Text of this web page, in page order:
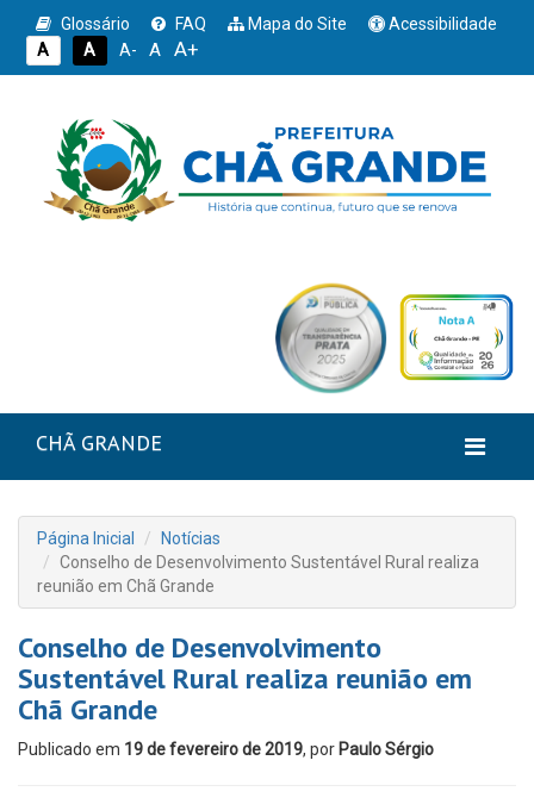
Glossário FAQ Mapa do Site
Acessibilidade
A
A A- A A+
CHÃ GRANDE
Página Inicial
Notícias
Conselho de Desenvolvimento Sustentável Rural realiza
reunião em Chã Grande
Conselho de Desenvolvimento
Sustentável Rural realiza reunião em
Chã Grande
Publicado em 19 de fevereiro de 2019, por Paulo Sérgio